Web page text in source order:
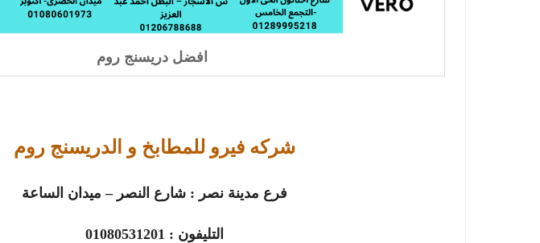
افضل دريسنج روم
شركه فيرو للمطابخ و الدريسنج روم
فرع مدينة نصر :شارع النصر – ميدان الساعة
التليفون : 01080531201